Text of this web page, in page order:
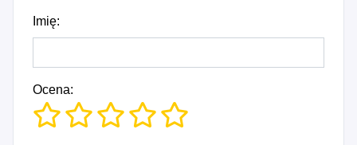
Imię:
Ocena: